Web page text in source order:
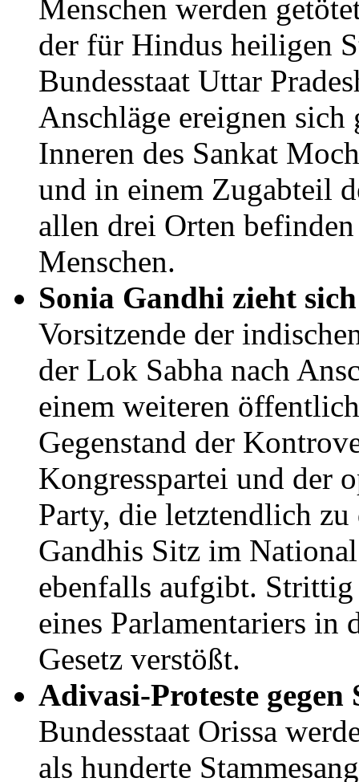
Menschen werden
der für Hindus heiligen
Bundesstaat Uttar
Anschläge ereignen
Inneren des Sankat
und in einem Zugabteil
allen drei Orten
Menschen.
Sonia Gandhi zieht
Vorsitzende der
der Lok Sabha nach
einem weiteren
Gegenstand der
Kongresspartei und der
Party, die letztendlich
Gandhis Sitz im
ebenfalls aufgibt.
eines Parlamentariers in
Gesetz verstößt.
Adivasi-Proteste
Bundesstaat Orissa
als hunderte